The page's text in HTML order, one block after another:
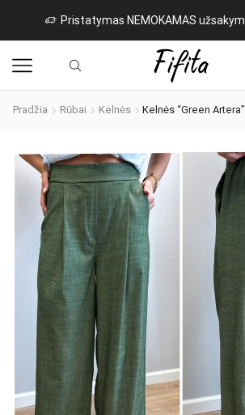
NEMOKAMAS užsakymams nuo 100€
Pradžia Rūbai Kelnės Kelnės “Green Artera”